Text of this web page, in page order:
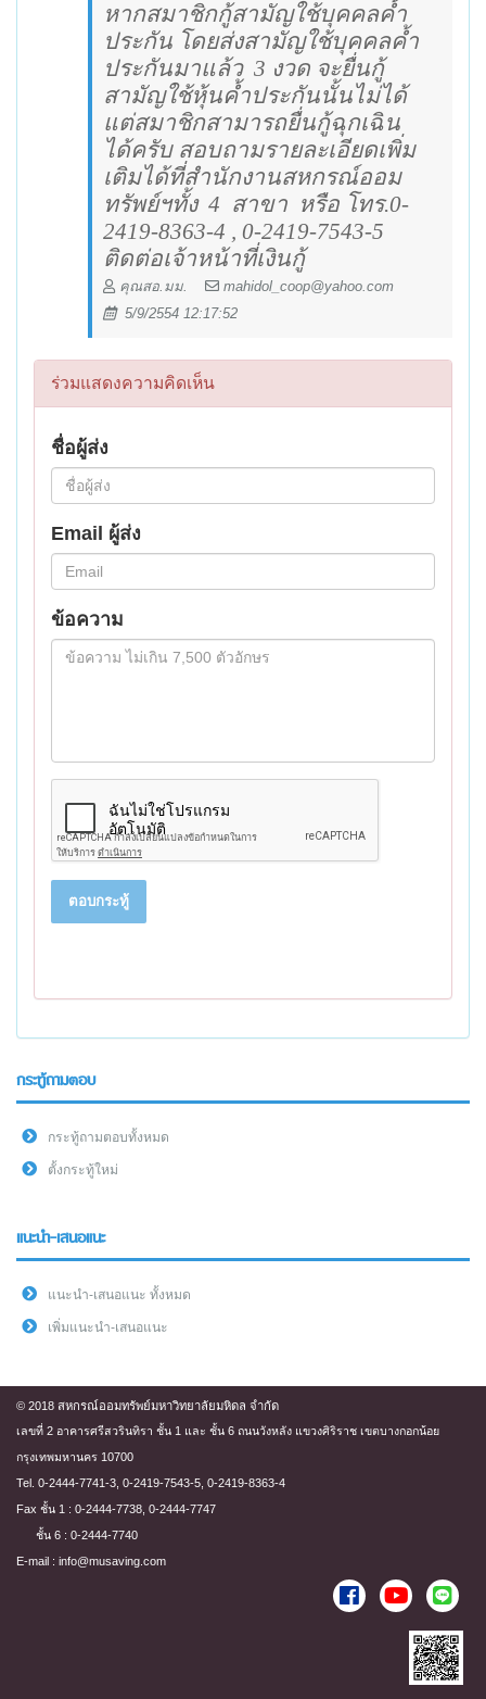
หากสมาชิกกู้สามัญใช้บุคคลค้ำ
ประกัน โดยส่งสามัญใช้บุคคลค้ำ
ประกันมาแล้ว 3 งวด จะยื่นกู้
สามัญใช้หุ้นค้ำประกันนั้นไม่ได้
แต่สมาชิกสามารถยื่นกู้ฉุกเฉิน
ได้ครับ สอบถามรายละเอียดเพิ่ม
เติมได้ที่สำนักงานสหกรณ์ออม
ทรัพย์ฯทั้ง 4 สาขา หรือ โทร.0-
2419-8363-4 , 0-2419-7543-5
ติดต่อเจ้าหน้าที่เงินกู้
คุณสอ.มม.
mahidol_coop@yahoo.com
5/9/2554 12:17:52
ร่วมแสดงความคิดเห็น
ชื่อผู้ส่ง
Email ผู้ส่ง
ข้อความ
ตอบกระทู้
กระทู้ถามตอบ
กระทู้ถามตอบทั้งหมด
ตั้งกระทู้ใหม่
แนะนำ-เสนอแนะ
แนะนำ-เสนอแนะ ทั้งหมด
เพิ่มแนะนำ-เสนอแนะ
© 2018 สหกรณ์ออมทรัพย์มหาวิทยาลัยมหิดล จำกัด
เลขที่ 2 อาคารศรีสวรินทิรา ชั้น 1 และ ชั้น 6 ถนนวังหลัง แขวงศิริราช เขตบางกอกน้อย
กรุงเทพมหานคร 10700
Tel. 0-2444-7741-3, 0-2419-7543-5, 0-2419-8363-4
Fax ชั้น 1 : 0-2444-7738, 0-2444-7747
ชั้น 6 : 0-2444-7740
E-mail : info@musaving.com